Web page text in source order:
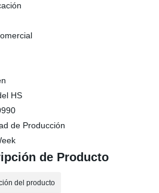
HS
de Producción
de Producto
del producto